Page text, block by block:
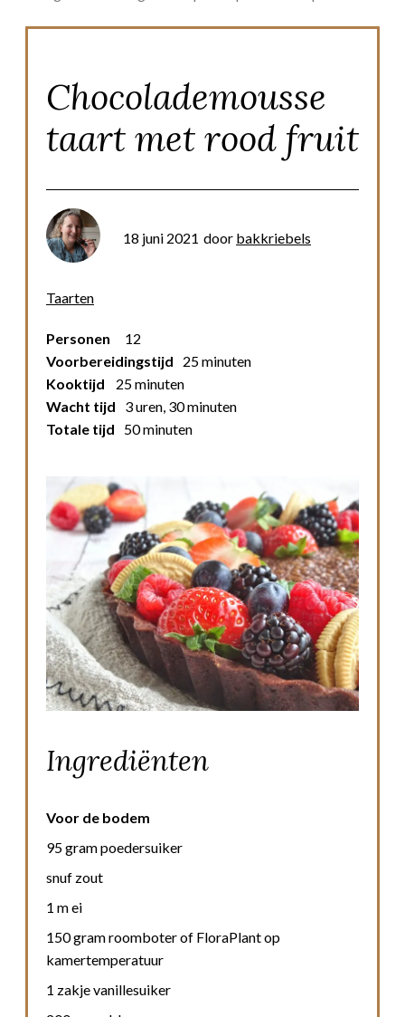
Chocolademousse
taart met rood fruit
18 juni 2021 door bakkriebels
Taarten
Personen
12
Voorbereidingstijd
25 minuten
Kooktijd
25 minuten
Wacht tijd
3 uren, 30 minuten
Totale tijd
50 minuten
Ingrediënten
Voor de bodem
95 gram poedersuiker
snuf zout
1 m ei
150 gram roomboter of FloraPlant op
kamertemperatuur
1 zakje vanillesuiker